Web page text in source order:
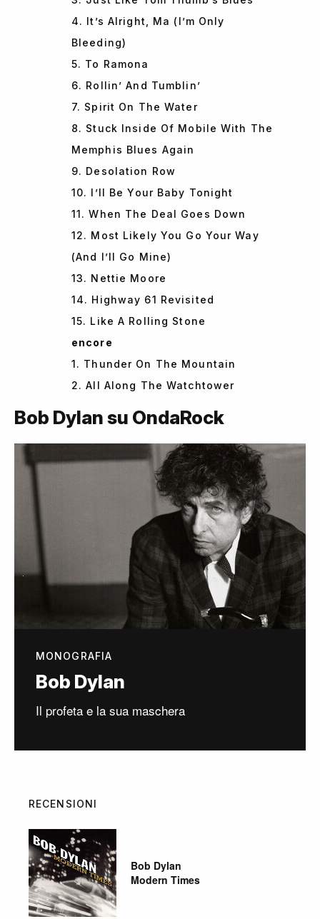
4. It’s Alright, Ma (I’m Only
Bleeding)
5. To Ramona
6. Rollin’ And Tumblin’
7. Spirit On The Water
8. Stuck Inside Of Mobile With The
Memphis Blues Again
9. Desolation Row
10. I’ll Be Your Baby Tonight
11. When The Deal Goes Down
12. Most Likely You Go Your Way
(And I’ll Go Mine)
13. Nettie Moore
14. Highway 61 Revisited
15. Like A Rolling Stone
encore
1. Thunder On The Mountain
2. All Along The Watchtower
Bob Dylan su OndaRock
MONOGRAFIA
Bob Dylan
Il profeta e la sua maschera
RECENSIONI
Bob Dylan
Modern Times